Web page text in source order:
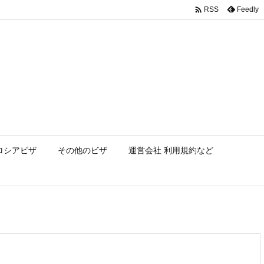
シアビザ その他のビザ 運営会社 利用規約など
 RSS Feedly